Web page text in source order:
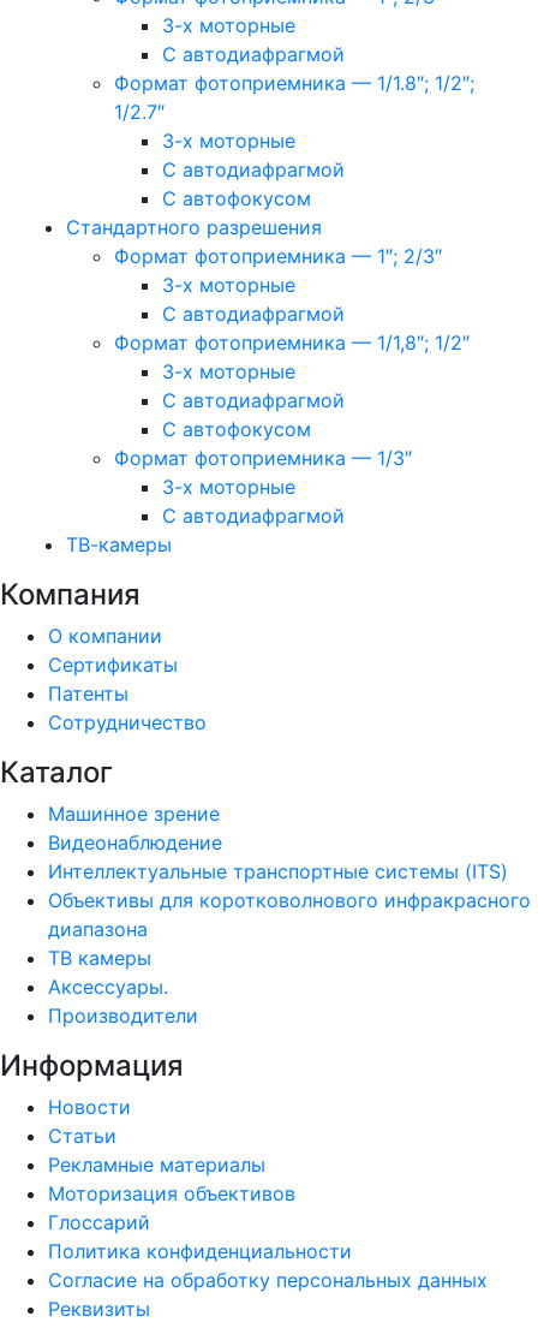
3-х моторные
С автодиафрагмой
Формат фотоприемника — 1/1.8″; 1/2″;
1/2.7″
3-х моторные
С автодиафрагмой
С автофокусом
Стандартного разрешения
Формат фотоприемника — 1″; 2/3″
3-х моторные
С автодиафрагмой
Формат фотоприемника — 1/1,8″; 1/2″
3-х моторные
С автодиафрагмой
С автофокусом
Формат фотоприемника — 1/3″
3-х моторные
С автодиафрагмой
ТВ-камеры
Компания
О компании
Сертификаты
Патенты
Сотрудничество
Каталог
Машинное зрение
Видеонаблюдение
Интеллектуальные транспортные системы (ITS)
Объективы для коротковолнового инфракрасного
диапазона
ТВ камеры
Аксессуары.
Производители
Информация
Новости
Статьи
Рекламные материалы
Моторизация объективов
Глоссарий
Политика конфиденциальности
Согласие на обработку персональных данных
Реквизиты